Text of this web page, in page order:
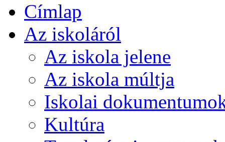
Címlap
Az iskoláról
Az iskola jelene
Az iskola múltja
Iskolai
Kultúra